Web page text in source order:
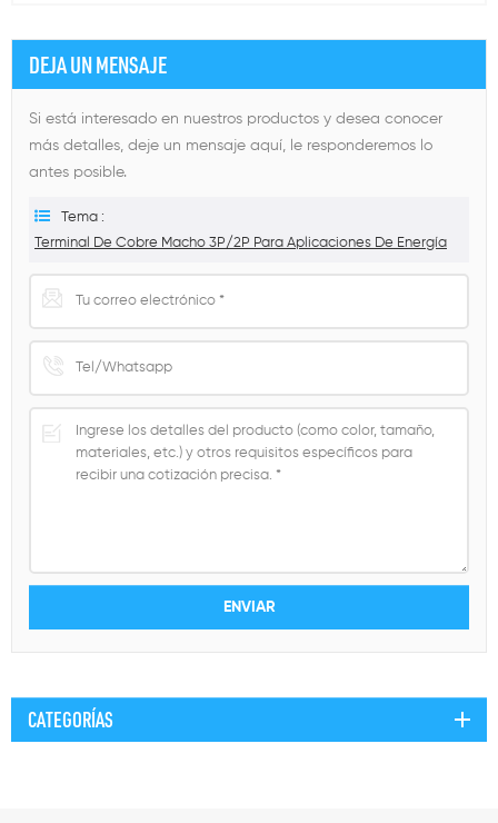
DEJA UN MENSAJE
Si está interesado en nuestros productos y desea conocer
más detalles, deje un mensaje aquí, le responderemos lo
antes posible.
Tema :
Terminal De Cobre Macho 3P/2P Para Aplicaciones De Energía
CATEGORÍAS